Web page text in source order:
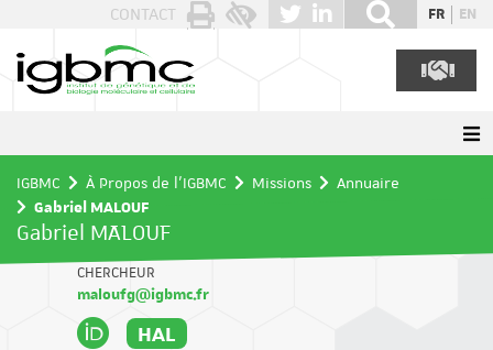
CONTACT FR EN
IGBMC À Propos de l'IGBMC Missions
Annuaire
Gabriel MALOUF
Gabriel MALOUF
CHERCHEUR
maloufg@igbmc.fr
HAL
Panneau de gestion des cookies